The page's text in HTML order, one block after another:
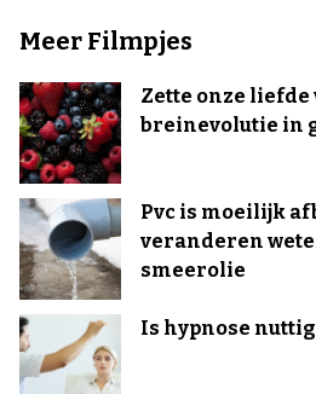
Meer Filmpjes
Zette onze
breinevolutie in
Pvc is moeilijk
veranderen
smeerolie
Is hypnose